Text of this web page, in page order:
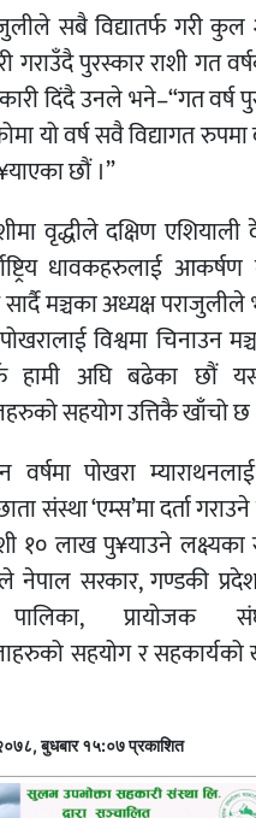
सबै विद्यातर्फ गरी
गराउँदै पुरस्कार राशी गत
दिंदै उनले भने–“गत वर्ष
यो वर्ष सवै विद्यागत
छौं ।”
वृद्धीले दक्षिण
धावकहरुलाई
मञ्चका अध्यक्ष पराजुलीले
विश्वमा चिनाउन
हामी अघि बढेका छौं
सहयोग उत्तिकै खाँचो छ
वर्षमा पोखरा
छाता संस्था ‘एम्स’मा दर्ता
१० लाख पु¥याउने
नेपाल सरकार, गण्डकी
प्रायोजक
सहयोग र
बुधबार १५:०७ प्रकाशित